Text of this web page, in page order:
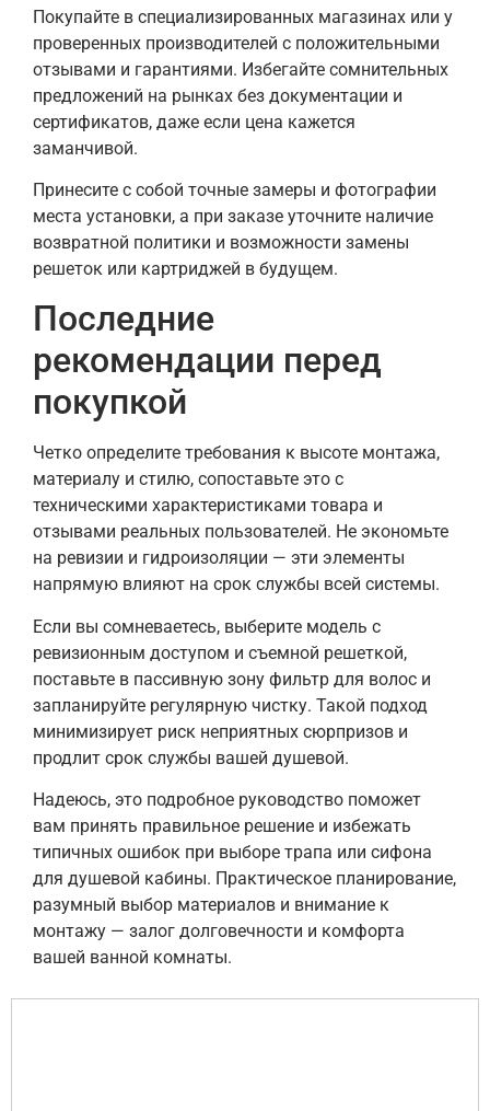
Покупайте в специализированных магазинах или у
проверенных производителей с положительными
отзывами и гарантиями. Избегайте сомнительных
предложений на рынках без документации и
сертификатов, даже если цена кажется
заманчивой.
Принесите с собой точные замеры и фотографии
места установки, а при заказе уточните наличие
возвратной политики и возможности замены
решеток или картриджей в будущем.
Последние
рекомендации перед
покупкой
Четко определите требования к высоте монтажа,
материалу и стилю, сопоставьте это с
техническими характеристиками товара и
отзывами реальных пользователей. Не экономьте
на ревизии и гидроизоляции — эти элементы
напрямую влияют на срок службы всей системы.
Если вы сомневаетесь, выберите модель с
ревизионным доступом и съемной решеткой,
поставьте в пассивную зону фильтр для волос и
запланируйте регулярную чистку. Такой подход
минимизирует риск неприятных сюрпризов и
продлит срок службы вашей душевой.
Надеюсь, это подробное руководство поможет
вам принять правильное решение и избежать
типичных ошибок при выборе трапа или сифона
для душевой кабины. Практическое планирование,
разумный выбор материалов и внимание к
монтажу — залог долговечности и комфорта
вашей ванной комнаты.